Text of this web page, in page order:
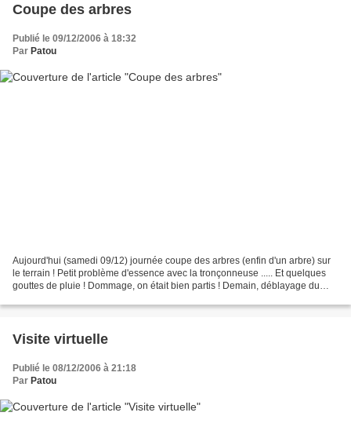
Coupe des arbres
Publié le 09/12/2006 à 18:32
Par Patou
Aujourd'hui (samedi 09/12) journée coupe des arbres (enfin d'un arbre) sur
le terrain ! Petit problème d'essence avec la tronçonneuse ..... Et quelques
gouttes de pluie ! Dommage, on était bien partis ! Demain, déblayage du
Visite virtuelle
Publié le 08/12/2006 à 21:18
Par Patou